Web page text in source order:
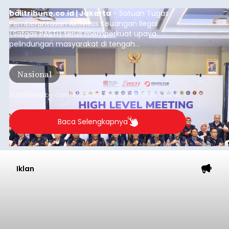
balitribune.co.id | Jakarta - Satuan Tugas
Pemberantasan Aktivitas Keuangan Ilegal
(Satgas PASTI) terus memperkuat upaya
pelindungan masyarakat di tengah
meningkatnya ancaman penipuan digital yang
semakin kompleks.
Nasional
Submitted by contributoronThu, 08/06/2026 - 09:45
Baca Selengkapnya
Iklan